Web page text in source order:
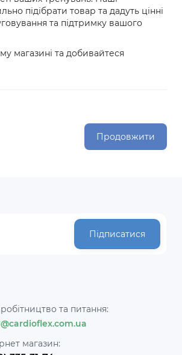
підібрати товар та дадуть цінні
та підтримку вашого
магазині та добивайтеся
Продовжити
Підписатися
та питання:
магазин: